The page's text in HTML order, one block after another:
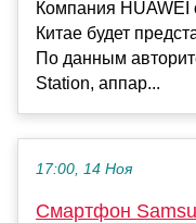
Компания HUAWEI
Китае будет
По данным
Station, аппар...
17:00, 14 Ноя
Смартфон